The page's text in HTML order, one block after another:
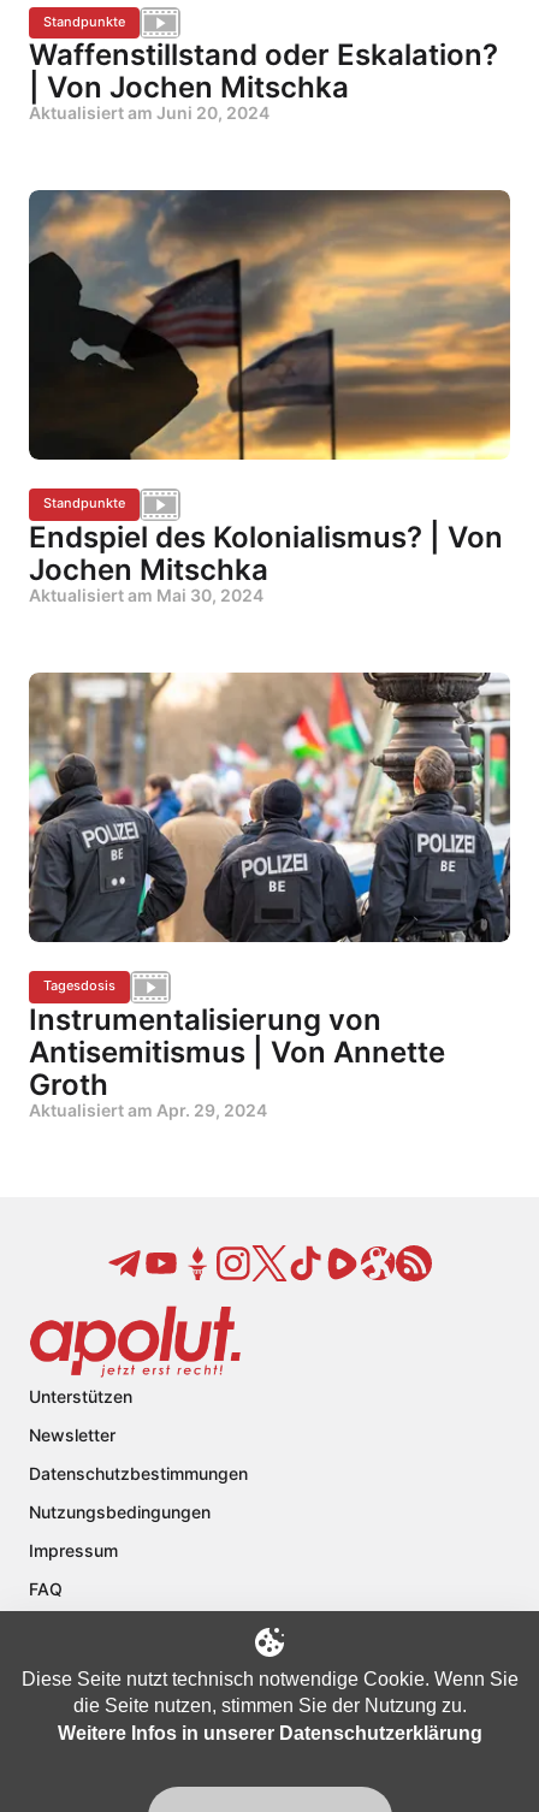
Standpunkte
Waffenstillstand oder Eskalation?
| Von Jochen Mitschka
Aktualisiert am Juni 20, 2024
Standpunkte
Endspiel des Kolonialismus? | Von
Jochen Mitschka
Aktualisiert am Mai 30, 2024
Tagesdosis
Instrumentalisierung von
Antisemitismus | Von Annette
Groth
Aktualisiert am Apr. 29, 2024
Unterstützen
Newsletter
Datenschutzbestimmungen
Nutzungsbedingungen
Impressum
FAQ
Diese Seite nutzt technisch notwendige Cookie. Wenn Sie
die Seite nutzen, stimmen Sie der Nutzung zu.
Weitere Infos in unserer Datenschutzerklärung